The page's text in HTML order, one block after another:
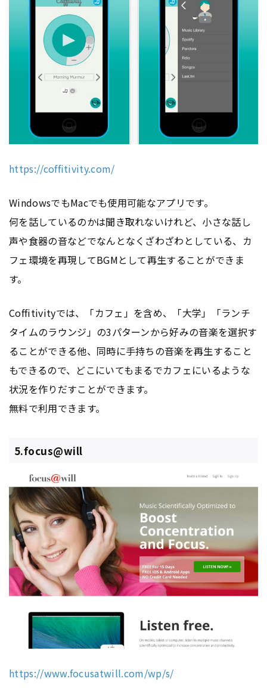
https://coffitivity.com/
WindowsでもMacでも使用可能なアプリです。
何を話しているのかは聞き取れないけれど、小さな話し
声や食器の音などでなんとなくざわざわとしている、カ
フェ環境を再現してBGMとして再生することができま
す。
Coffitivityでは、「カフェ」を含め、「大学」「ランチ
タイムのラウンジ」の3パターンから好みの音楽を選択す
ることができる他、同時に手持ちの音楽を再生すること
もできるので、どこにいてもまるでカフェにいるような
状況を作りだすことができます。
無料で利用できます。
5.focus@will
https://www.focusatwill.com/wp/s/